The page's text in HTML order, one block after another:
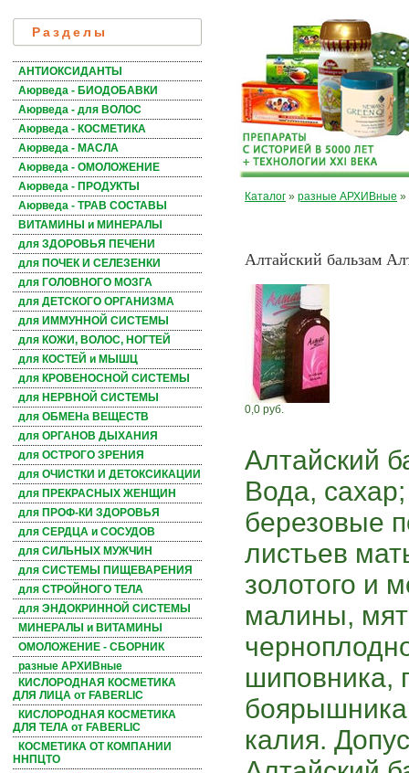
Разделы
АНТИОКСИДАНТЫ
Аюрведа - БИОДОБАВКИ
Аюрведа - для ВОЛОС
Аюрведа - КОСМЕТИКА
Аюрведа - МАСЛА
Аюрведа - ОМОЛОЖЕНИЕ
Аюрведа - ПРОДУКТЫ
Аюрведа - ТРАВ СОСТАВЫ
ВИТАМИНЫ и МИНЕРАЛЫ
для ЗДОРОВЬЯ ПЕЧЕНИ
для ПОЧЕК И СЕЛЕЗЕНКИ
для ГОЛОВНОГО МОЗГА
для ДЕТСКОГО ОРГАНИЗМА
для ИММУННОЙ СИСТЕМЫ
для КОЖИ, ВОЛОС, НОГТЕЙ
для КОСТЕЙ и МЫШЦ
для КРОВЕНОСНОЙ СИСТЕМЫ
для НЕРВНОЙ СИСТЕМЫ
для ОБМЕНа ВЕЩЕСТВ
для ОРГАНОВ ДЫХАНИЯ
для ОСТРОГО ЗРЕНИЯ
для ОЧИСТКИ И ДЕТОКСИКАЦИИ
для ПРЕКРАСНЫХ ЖЕНЩИН
для ПРОФ-КИ ЗДОРОВЬЯ
для СЕРДЦА и СОСУДОВ
для СИЛЬНЫХ МУЖЧИН
для СИСТЕМЫ ПИЩЕВАРЕНИЯ
для СТРОЙНОГО ТЕЛА
для ЭНДОКРИННОЙ СИСТЕМЫ
МИНЕРАЛЫ и ВИТАМИНЫ
ОМОЛОЖЕНИЕ - СБОРНИК
разные АРХИВные
КИСЛОРОДНАЯ КОСМЕТИКА
ДЛЯ ЛИЦА от FABERLIC
КИСЛОРОДНАЯ КОСМЕТИКА
ДЛЯ ТЕЛА от FABERLIC
КОСМЕТИКА ОТ КОМПАНИИ
ННПЦТО
Каталог » разные АРХИВные »
Алтайский бальзам
0,0 руб.
Алтайский
Вода,
березовые
листьев
золотого и
малины,
шиповника,
калия.